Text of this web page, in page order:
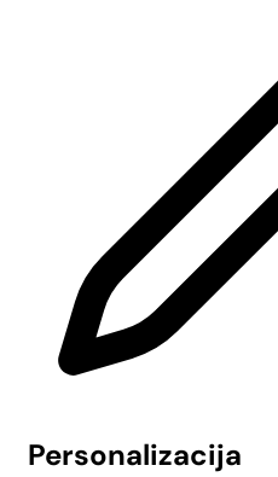
Personalizacija